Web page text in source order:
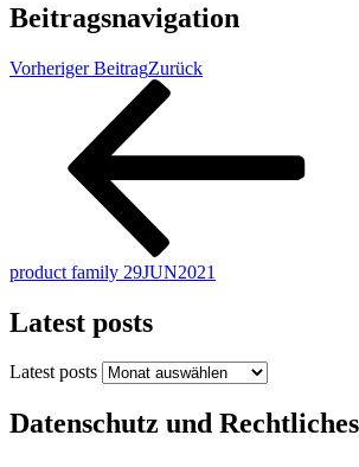
Beitragsnavigation
Vorheriger BeitragZurück
product family 29JUN2021
Latest posts
Latest posts
Datenschutz und Rechtliches